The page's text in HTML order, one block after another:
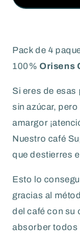
Pack de 4
100% Orisens
Si eres de esas
sin azúcar,
amargor
Nuestro café
que destierres
Esto lo
gracias al
del café con su
absorber todos